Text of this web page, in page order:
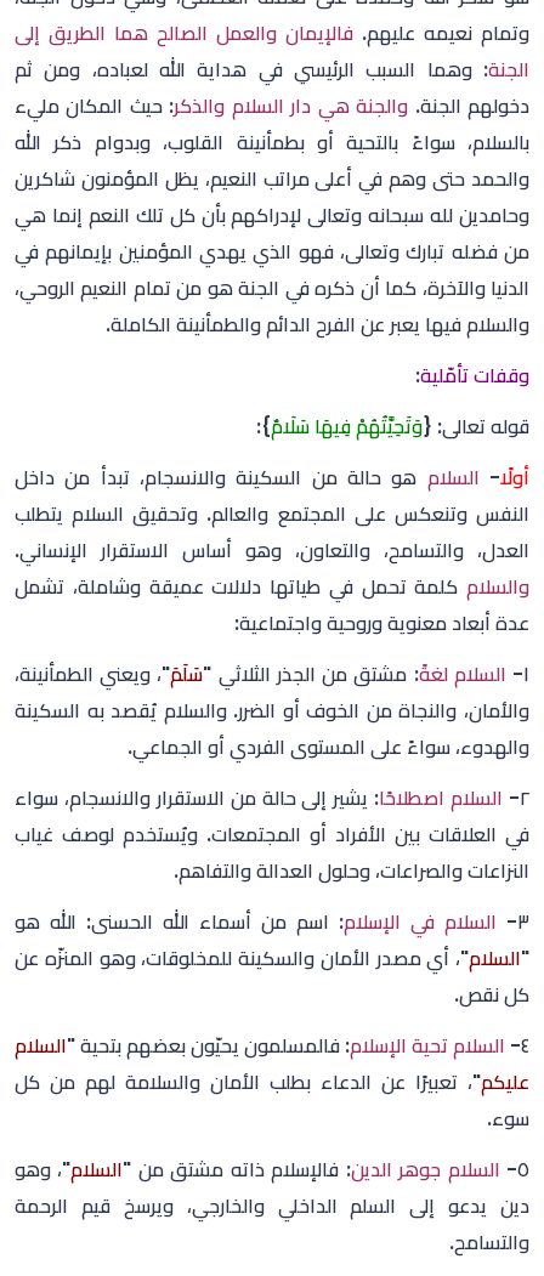
وتمام نعيمه عليهم. فالإيمان والعمل الصالح هما الطريق إلى
الجنة: وهما السبب الرئيسي في هداية الله لعباده، ومن ثم
دخولهم الجنة. والجنة هي دار السلام والذكر: حيث المكان مليء
بالسلام، سواءً بالتحية أو بطمأنينة القلوب، وبدوام ذكر الله
والحمد حتى وهم في أعلى مراتب النعيم، يظل المؤمنون شاكرين
وحامدين لله سبحانه وتعالى لإدراكهم بأن كل تلك النعم إنما هي
من فضله تبارك وتعالى، فهو الذي يهدي المؤمنين بإيمانهم في
الدنيا والآخرة، كما أن ذكره في الجنة هو من تمام النعيم الروحي،
والسلام فيها يعبر عن الفرح الدائم والطمأنينة الكاملة.
وقفات تأمّلية:
قوله تعالى: {وَتَحِيَّتُهُمْ فِيهَا سَلَامٌ}
:
أولًا- السلام هو حالة من السكينة والانسجام، تبدأ من داخل
النفس وتنعكس على المجتمع والعالم. وتحقيق السلام يتطلب
العدل، والتسامح، والتعاون، وهو أساس الاستقرار الإنساني.
والسلام كلمة تحمل في طياتها دلالات عميقة وشاملة، تشمل
عدة أبعاد معنوية وروحية واجتماعية:
١-
السلام لغةً: مشتق من الجذر الثلاثي "سَلَمَ"، ويعني الطمأنينة،
والأمان، والنجاة من الخوف أو الضرر. والسلام يُقصد به السكينة
والهدوء، سواءً على المستوى الفردي أو الجماعي.
٢-
السلام اصطلاحًا: يشير إلى حالة من الاستقرار والانسجام، سواء
في العلاقات بين الأفراد أو المجتمعات. ويُستخدم لوصف غياب
النزاعات والصراعات، وحلول العدالة والتفاهم.
٣-
السلام في الإسلام: اسم من أسماء الله الحسنى: الله هو
"السلام"، أي مصدر الأمان والسكينة للمخلوقات، وهو المنزّه عن
كل نقص.
٤-
السلام تحية الإسلام: فالمسلمون يحيّون بعضهم بتحية "السلام
عليكم"، تعبيرًا عن الدعاء بطلب الأمان والسلامة لهم من كل
سوء.
٥-
السلام جوهر الدين: فالإسلام ذاته مشتق من "السلام"، وهو
دين يدعو إلى السلم الداخلي والخارجي، ويرسخ قيم الرحمة
والتسامح.